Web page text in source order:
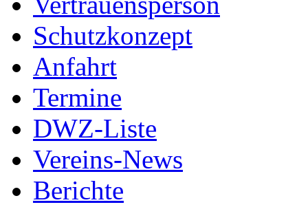
Schutzkonzept
Anfahrt
Termine
DWZ-Liste
Vereins-News
Berichte